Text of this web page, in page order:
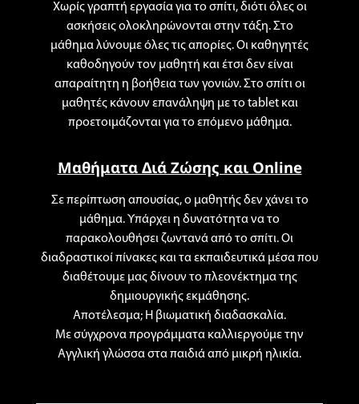
Χωρίς γραπτή εργασία για το σπίτι, διότι όλες οι
ασκήσεις ολοκληρώνονται στην τάξη. Στο
μάθημα λύνουμε όλες τις απορίες. Οι καθηγητές
καθοδηγούν τον μαθητή και έτσι δεν είναι
απαραίτητη η βοήθεια των γονιών. Στο σπίτι οι
μαθητές κάνουν επανάληψη με το tablet και
προετοιμάζονται για το επόμενο μάθημα.
Μαθήματα Διά Ζώσης και Online
Σε περίπτωση απουσίας, ο μαθητής δεν χάνει το
μάθημα. Υπάρχει η δυνατότητα να το
παρακολουθήσει ζωντανά από το σπίτι. Οι
διαδραστικοί πίνακες και τα εκπαιδευτικά μέσα που
διαθέτουμε μας δίνουν το πλεονέκτημα της
δημιουργικής εκμάθησης.
Αποτέλεσμα; Η βιωματική διαδασκαλία.
Με σύγχρονα προγράμματα καλλιεργούμε την
Αγγλική γλώσσα στα παιδιά από μικρή ηλικία.